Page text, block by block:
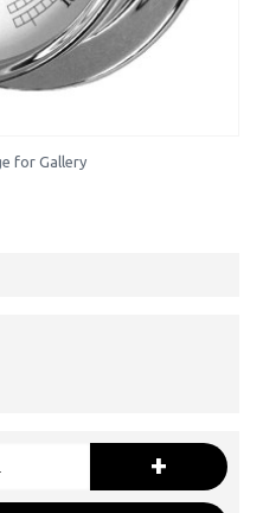
for Gallery
+